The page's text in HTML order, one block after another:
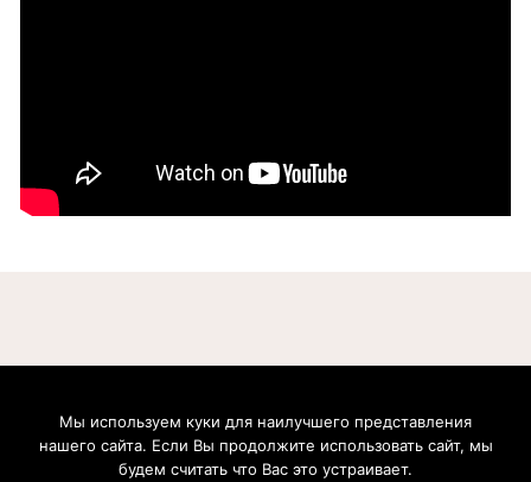
Boris Nemtsov Foundation for Freedom gGmbH. Postfach 20 09 37, 53139, Bonn, Germany.
Geschäftsführer: Zhanna Nemtsova, Anna Cherednichenko. Handelsregister: Amtsgericht
Bonn (Bonn Local Court). Registernummer: HRB 21991. Umsatzsteuer-Identifikationsnummer:
DE304695069. Inhaltlich verantwortlich: Zhanna Nemtsova, Anna Cherednichenko
Мы используем куки для наилучшего представления
нашего сайта. Если Вы продолжите использовать сайт, мы
будем считать что Вас это устраивает.